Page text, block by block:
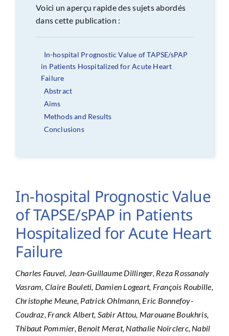
Voici un aperçu rapide des sujets abordés
dans cette publication :
In-hospital Prognostic Value of TAPSE/sPAP
in Patients Hospitalized for Acute Heart
Failure
Abstract
Aims
Methods and Results
Conclusions
In-hospital Prognostic Value
of TAPSE/sPAP in Patients
Hospitalized for Acute Heart
Failure
Charles Fauvel, Jean-Guillaume Dillinger, Reza Rossanaly
Vasram, Claire Bouleti, Damien Logeart, François Roubille,
Christophe Meune, Patrick Ohlmann, Eric Bonnefoy-
Coudraz, Franck Albert, Sabir Attou, Marouane Boukhris,
Thibaut Pommier, Benoit Merat, Nathalie Noirclerc, Nabil